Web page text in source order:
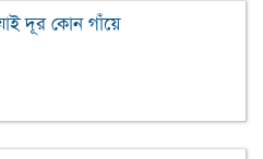
দূর কোন গাঁয়ে